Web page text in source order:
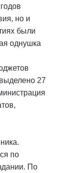
но и
были
однушка
27
по
По